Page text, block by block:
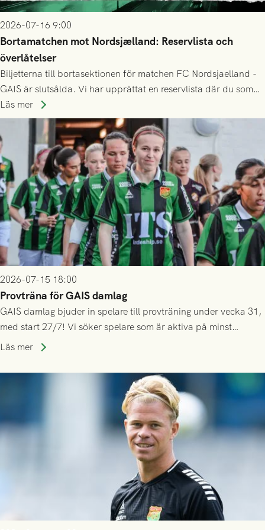
2026-07-16 9:00
Bortamatchen mot Nordsjælland: Reservlista och
överlåtelser
Biljetterna till bortasektionen för matchen FC Nordsjaelland -
GAIS är slutsålda. Vi har upprättat en reservlista där du som
ännu inte har någon biljett kan anmäla ditt intresse. Du kan
inte själv överlåta din biljett till någon annan.
Läs mer
2026-07-15 18:00
Provträna för GAIS damlag
GAIS damlag bjuder in spelare till provträning under vecka 31,
med start 27/7! Vi söker spelare som är aktiva på minst
division 3-nivå.
Läs mer